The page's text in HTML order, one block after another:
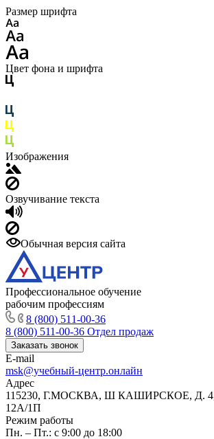
Размер шрифта
Цвет фона и шрифта
Изображения
Озвучивание текста
Обычная версия сайта
Профессиональное обучение
рабочим профессиям
8 (800) 511-00-36
8 (800) 511-00-36 Отдел продаж
Заказать звонок
E-mail
msk@учебный-центр.онлайн
Адрес
115230, Г.МОСКВА, Ш КАШИРСКОЕ, Д.
12А/1П
Режим работы
Пн. – Пт.: с 9:00 до 18:00